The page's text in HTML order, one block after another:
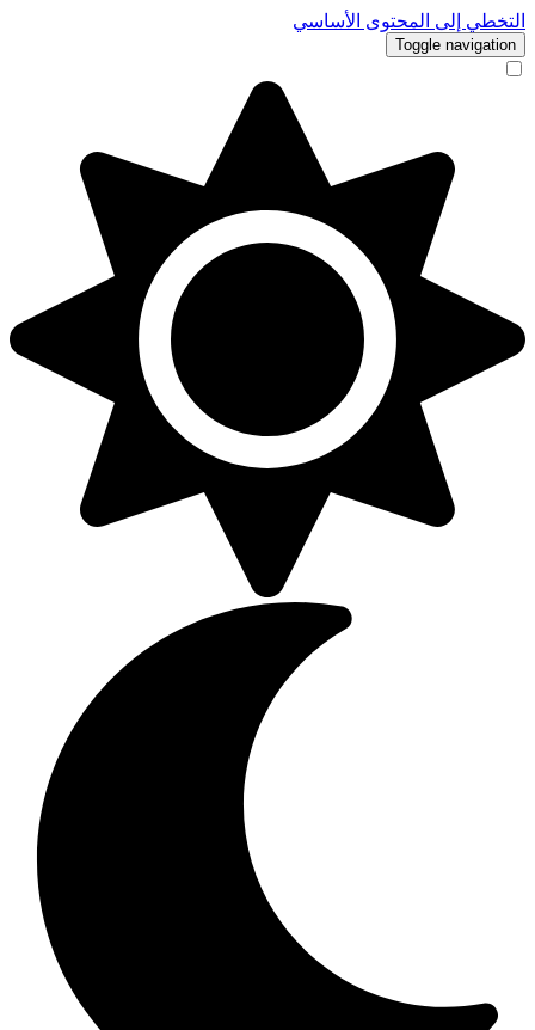
التخطي إلى المحتوى الأساسي
Toggle navigation